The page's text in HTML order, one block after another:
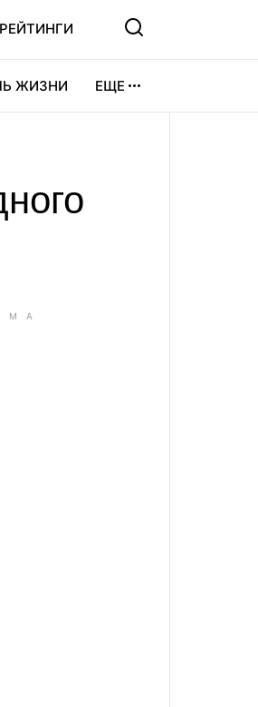
РЕЙТИНГИ
ЖИЗНИ ЕЩЕ